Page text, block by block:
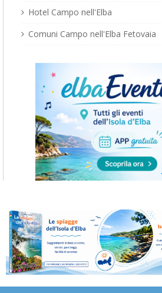
Hotel Campo nell'Elba
Comuni Campo nell'Elba Fetovaia